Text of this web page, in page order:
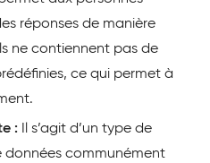
réponses de manière
ne contiennent pas de
ce qui permet à
: Il s’agit d’un type de
communément